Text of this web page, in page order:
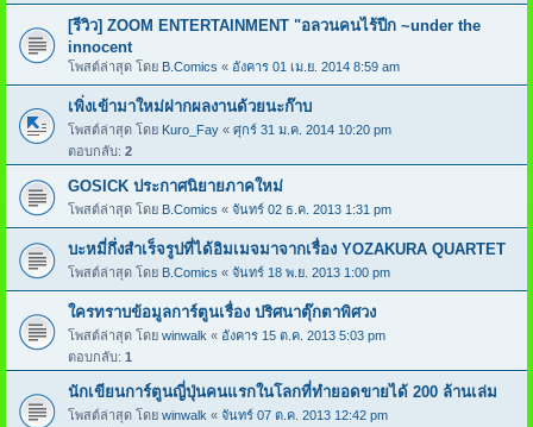
[รีวิว] ZOOM ENTERTAINMENT "อลวนคนไร้ปีก ~under the
innocent
โพสต์ล่าสุด โดย B.Comics « อังคาร 01 เม.ย. 2014 8:59 am
เพิ่งเข้ามาใหม่ฝากผลงานด้วยนะก๊าบ
โพสต์ล่าสุด โดย Kuro_Fay « ศุกร์ 31 ม.ค. 2014 10:20 pm
ตอบกลับ: 2
GOSICK ประกาศนิยายภาคใหม่
โพสต์ล่าสุด โดย B.Comics « จันทร์ 02 ธ.ค. 2013 1:31 pm
บะหมี่กึ่งสำเร็จรูปที่ได้อิมเมจมาจากเรื่อง YOZAKURA QUARTET
โพสต์ล่าสุด โดย B.Comics « จันทร์ 18 พ.ย. 2013 1:00 pm
ใครทราบข้อมูลการ์ตูนเรื่อง ปริศนาตุ๊กตาพิศวง
โพสต์ล่าสุด โดย winwalk « อังคาร 15 ต.ค. 2013 5:03 pm
ตอบกลับ: 1
นักเขียนการ์ตูนญี่ปุ่นคนแรกในโลกที่ทำยอดขายได้ 200 ล้านเล่ม
โพสต์ล่าสุด โดย winwalk « จันทร์ 07 ต.ค. 2013 12:42 pm